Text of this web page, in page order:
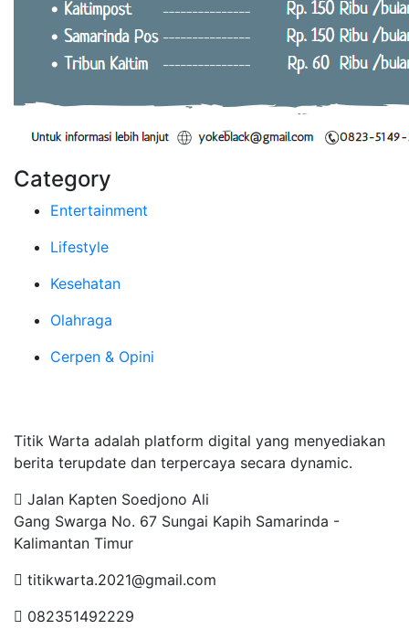
Category
Entertainment
Lifestyle
Kesehatan
Olahraga
Cerpen & Opini
Titik Warta adalah platform digital yang menyediakan
berita terupdate dan terpercaya secara dynamic.
Jalan Kapten Soedjono Ali
Gang Swarga No. 67 Sungai Kapih Samarinda -
Kalimantan Timur
titikwarta.2021@gmail.com
082351492229